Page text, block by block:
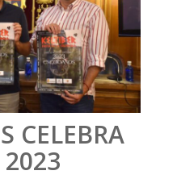
CELEBRA
2023